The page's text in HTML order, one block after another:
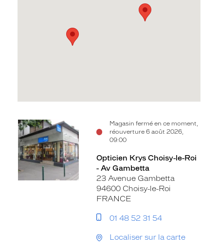
Magasin fermé en ce moment,
réouverture 6 août 2026,
09:00
Voir
la
fiche
Opticien Krys Choisy-le-Roi
- Av Gambetta
23 Avenue Gambetta
94600 Choisy-le-Roi
FRANCE
01 48 52 31 54
Localiser sur la carte
Voir
la
fiche